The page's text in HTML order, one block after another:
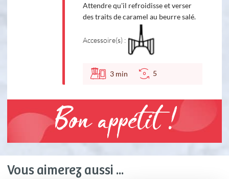
Attendre qu'il refroidisse et verser
des traits de caramel au beurre salé.
Accessoire(s) :
3 min 5
Bon appétit !
Vous aimerez aussi ...